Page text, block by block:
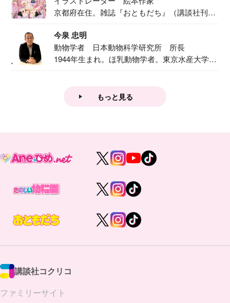
京都府在住。雑誌『おともだち』（講談社刊）
今泉 忠明
動物学者 日本動物科学研究所 所長
1944年生まれ。ほ乳動物学者。東京水産大学卒
もっと見る
講談社コクリコ
ファミリーサイト